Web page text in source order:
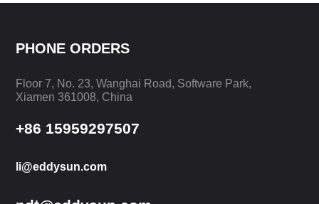
PHONE ORDERS
Floor 7, No. 23, Wanghai Road, Software Park,
Xiamen 361008, China
+86 15959297507
li@eddysun.com